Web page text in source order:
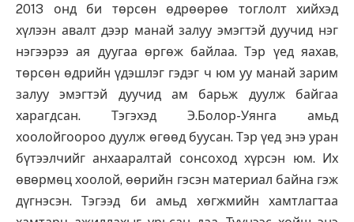
2013 онд би төрсөн өдрөөрөө тоглолт хийхэд
хүлээн авалт дээр манай залуу эмэгтэй дуучид нэг
нэгээрээ ая дуугаа өргөж байлаа. Тэр үед яахав,
төрсөн өдрийн үдэшлэг гэдэг ч юм уу манай зарим
залуу эмэгтэй дуучид ам барьж дуулж байгаа
харагдсан. Тэгэхэд Э.Болор-Уянга амьд
хоолойгоороо дуулж өгөөд буусан. Тэр үед энэ уран
бүтээлчийг анхааралтай сонсоход хүрсэн юм. Их
өвөрмөц хоолой, өөрийн гэсэн материал байна гэж
дүгнэсэн. Тэгээд би амьд хөгжмийн хамтлагтаа